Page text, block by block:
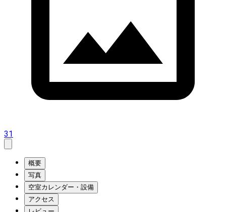
31
概要
写真
空室カレンダー・設備
アクセス